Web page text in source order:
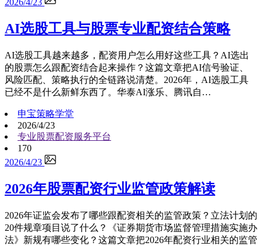
2026/4/23
AI选股工具与股票专业配资结合策略
AI选股工具越来越多，配资用户怎么用好这些工具？AI选出
的股票怎么跟配资结合起来操作？这篇文章把AI信号验证、
风险匹配、策略执行的全链路说清楚。2026年，AI选股工具
已经不是什么新鲜东西了。华泰AI涨乐、腾讯自…
申宝策略学堂
2026/4/23
专业股票配资服务平台
170
2026/4/23
2026年股票配资行业监管政策解读
2026年证监会发布了哪些跟配资相关的监管政策？立法计划的
20件规章项目说了什么？《证券期货市场监督管理措施实施办
法》新规有哪些变化？这篇文章把2026年配资行业相关的监管